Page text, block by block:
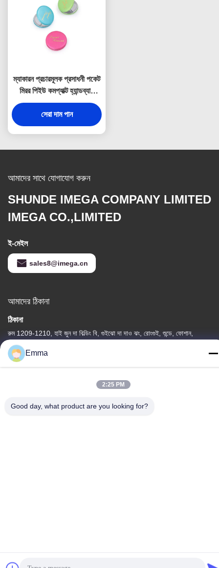
ম্যাকারন প্রচারমূলক প্রসাধনী পকেট
মিরর পিইউ কমপ্যাক্ট হ্যান্ডব্যাগ
আয়না
সেরা দাম পান
আমাদের সাথে যোগাযোগ করুন
SHUNDE IMEGA COMPANY LIMITED
IMEGA CO.,LIMITED
ই-মেইল
sales8@imega.cn
আমাদের ঠিকানা
ঠিকানা
রুম 1209-1210, হাই জুন দা বিল্ডিং বি, গুইঝো দা দাও ঝং, রোংগুই, শুন্ডে, ফোশান,
গুয়াংডং, চীন
টেল
Emma
2:25 PM
Good day, what product are you looking for?